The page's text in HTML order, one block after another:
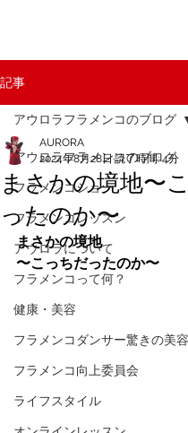
記事
アウロラフラメンコのブログ
フラメンコショー
フラメンコレッスン
アウロラについて
フラメンコって何？
健康・美容
フラメンコダンサー驚きの美
フラメンコ向上委員会
ライフスタイル
アウロラフラメンコのブログ
まさかの境地〜
ったのか〜
AURORA
2024年8月28日読了時間: 4分
まさかの境地
〜こっちだったのか〜